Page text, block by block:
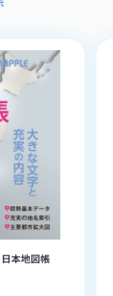
日本地図帳